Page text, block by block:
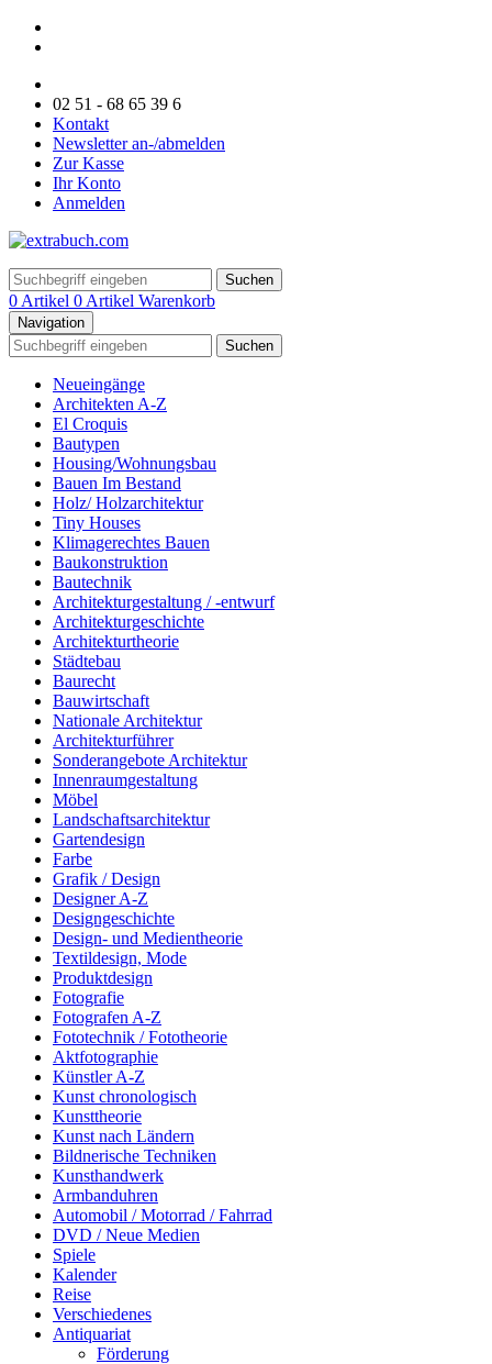
02 51 - 68 65 39 6
Kontakt
Newsletter an-/abmelden
Zur Kasse
Ihr Konto
Anmelden
Suchen
0 Artikel 0 Artikel Warenkorb
Navigation
Suchen
Neueingänge
Architekten A-Z
El Croquis
Bautypen
Housing/Wohnungsbau
Bauen Im Bestand
Holz/ Holzarchitektur
Tiny Houses
Klimagerechtes Bauen
Baukonstruktion
Bautechnik
Architekturgestaltung / -entwurf
Architekturgeschichte
Architekturtheorie
Städtebau
Baurecht
Bauwirtschaft
Nationale Architektur
Architekturführer
Sonderangebote Architektur
Innenraumgestaltung
Möbel
Landschaftsarchitektur
Gartendesign
Farbe
Grafik / Design
Designer A-Z
Designgeschichte
Design- und Medientheorie
Textildesign, Mode
Produktdesign
Fotografie
Fotografen A-Z
Fototechnik / Fototheorie
Aktfotographie
Künstler A-Z
Kunst chronologisch
Kunsttheorie
Kunst nach Ländern
Bildnerische Techniken
Kunsthandwerk
Armbanduhren
Automobil / Motorrad / Fahrrad
DVD / Neue Medien
Spiele
Kalender
Reise
Verschiedenes
Antiquariat
Förderung